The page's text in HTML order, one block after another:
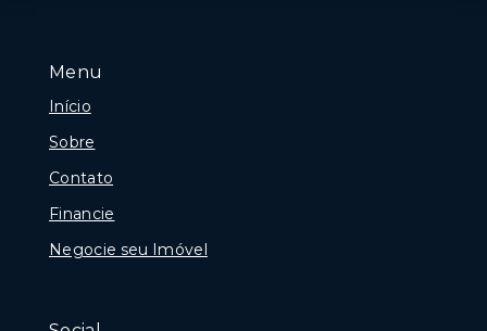
Menu
Início
Sobre
Contato
Financie
Negocie seu Imóvel